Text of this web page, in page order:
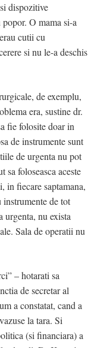
dispozitive
O mama si-a
cutii cu
si nu le-a deschis
de exemplu,
era, sustine dr.
fie folosite doar in
de instrumente sunt
de urgenta nu pot
sa foloseasca aceste
in fiecare saptamana,
de tot
nu exista
Sala de operatii nu
– hotarati sa
de secretar al
a constatat, cand a
la tara. Si
(si financiara) a